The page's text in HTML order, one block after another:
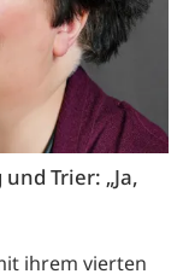
Trier: „Ja,
ihrem vierten